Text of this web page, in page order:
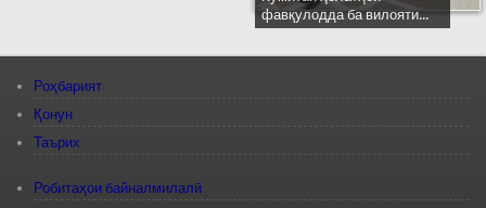
фавқулодда ба вилояти...
Роҳбарият
Қонун
Таърих
Робитаҳои байналмилалӣ